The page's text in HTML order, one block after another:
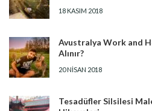
18 KASIM 2018
Avustralya Work and
Alınır?
20 NISAN 2018
Tesadüfler Silsilesi